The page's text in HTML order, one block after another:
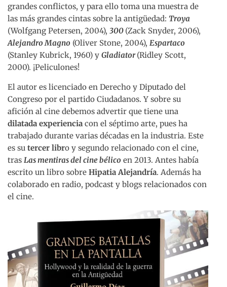
grandes conflictos, y para ello toma una muestra de
las más grandes cintas sobre la antigüedad: Troya
(Wolfgang Petersen, 2004), 300 (Zack Snyder, 2006),
Alejandro Magno (Oliver Stone, 2004), Espartaco
(Stanley Kubrick, 1960) y Gladiator (Ridley Scott,
2000). ¡Peliculones!
El autor es licenciado en Derecho y Diputado del
Congreso por el partido Ciudadanos. Y sobre su
afición al cine debemos advertir que tiene una
dilatada experiencia con el séptimo arte, pues ha
trabajado durante varias décadas en la industria. Este
es su tercer libro y segundo relacionado con el cine,
tras Las mentiras del cine bélico en 2013. Antes había
escrito un libro sobre Hipatia Alejandría. Además ha
colaborado en radio, podcast y blogs relacionados con
el cine.